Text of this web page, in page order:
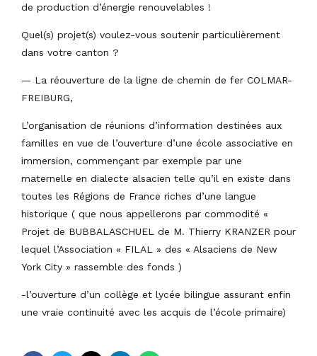
de production d’énergie renouvelables !
Quel(s) projet(s) voulez-vous soutenir particulièrement
dans votre canton ?
— La réouverture de la ligne de chemin de fer COLMAR-
FREIBURG,
L’organisation de réunions d’information destinées aux
familles en vue de l’ouverture d’une école associative en
immersion, commençant par exemple par une
maternelle en dialecte alsacien telle qu’il en existe dans
toutes les Régions de France riches d’une langue
historique ( que nous appellerons par commodité «
Projet de BUBBALASCHUEL de M. Thierry KRANZER pour
lequel l’Association « FILAL » des « Alsaciens de New
York City » rassemble des fonds )
-l’ouverture d’un collège et lycée bilingue assurant enfin
une vraie continuité avec les acquis de l’école primaire)